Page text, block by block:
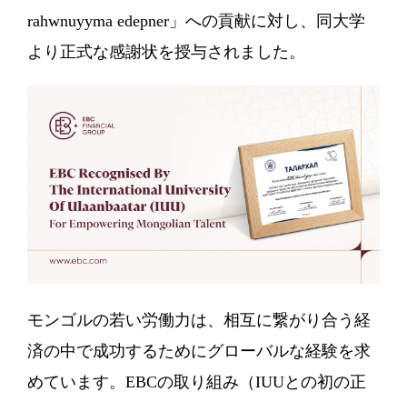
rahwnuyyma edерner」への貢献に対し、同大学
より正式な感謝状を授与されました。
モンゴルの若い労働力は、相互に繋がり合う経
済の中で成功するためにグローバルな経験を求
めています。EBCの取り組み（IUUとの初の正